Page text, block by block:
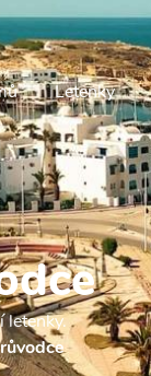
Letenky
letenky.